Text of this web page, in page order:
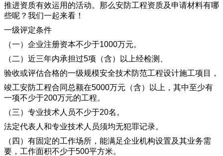
推进资质有效运用的活动。 那么安防工程资质及申请材料有哪
些呢？我们一起来看！
一级评定条件
（一）企业注册资本不少于1000万元。
（二）近三年内承担过5项（含）以上经检测、
验收或评估合格的一级规模安全技术防范工程设计施工项目，
竣工安防工程合同总额在5000万元（含）以上，其中至少有
一项不少于200万元的工程。
（三）专业技术人员不少于20名。
法定代表人和专业技术人员须均无犯罪记录。
（四）有固定的工作场所，能满足企业机构设置及其业务需
要，工作面积不少于500平方米。